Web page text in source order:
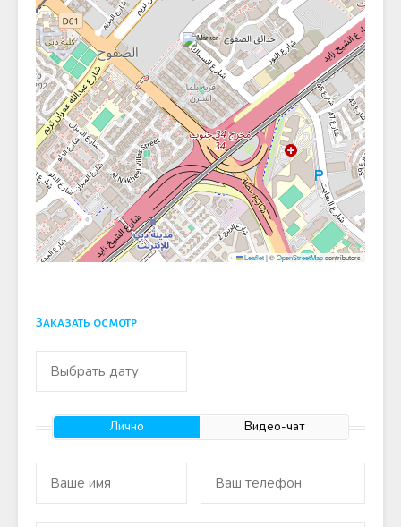
Leaflet|©OpenStreetMapcontributors
Заказать осмотр
Лично Видео-чат